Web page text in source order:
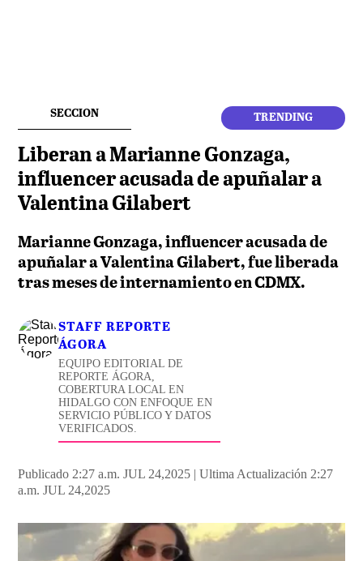
SECCION TRENDING
Liberan a Marianne Gonzaga,
influencer acusada de apuñalar a
Valentina Gilabert
Marianne Gonzaga, influencer acusada de
apuñalar a Valentina Gilabert, fue liberada
tras meses de internamiento en CDMX.
STAFF REPORTE
ÁGORA
EQUIPO EDITORIAL DE
REPORTE ÁGORA,
COBERTURA LOCAL EN
HIDALGO CON ENFOQUE EN
SERVICIO PÚBLICO Y DATOS
VERIFICADOS.
Publicado 2:27 a.m. JUL 24,2025 | Ultima Actualización 2:27
a.m. JUL 24,2025